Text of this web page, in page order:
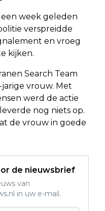
week geleden
verspreidde
en vroeg
kijken.
Search Team
vrouw. Met
werd de actie
nog niets op.
de vrouw in goede
de nieuwsbrief
van
in uw e-mail.